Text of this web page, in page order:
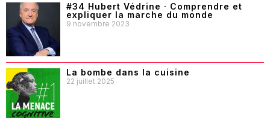
#34 Hubert Védrine · Comprendre et
expliquer la marche du monde
9 novembre 2023
La bombe dans la cuisine
22 juillet 2025